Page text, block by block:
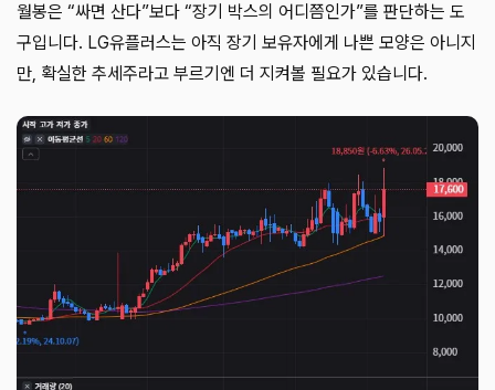
월봉은 “싸면 산다”보다 “장기 박스의 어디쯤인가”를 판단하는 도
구입니다. LG유플러스는 아직 장기 보유자에게 나쁜 모양은 아니지
만, 확실한 추세주라고 부르기엔 더 지켜볼 필요가 있습니다.